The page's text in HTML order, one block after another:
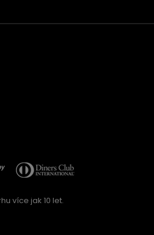
více jak 10 let.